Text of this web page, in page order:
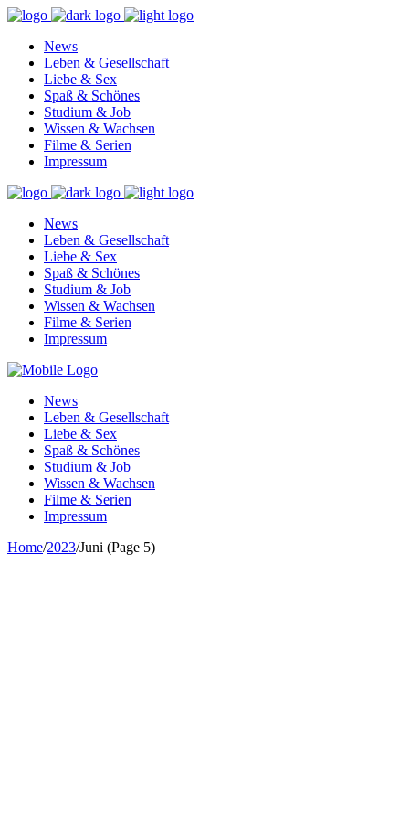
News
Leben & Gesellschaft
Liebe & Sex
Spaß & Schönes
Studium & Job
Wissen & Wachsen
Filme & Serien
Impressum
News
Leben & Gesellschaft
Liebe & Sex
Spaß & Schönes
Studium & Job
Wissen & Wachsen
Filme & Serien
Impressum
News
Leben & Gesellschaft
Liebe & Sex
Spaß & Schönes
Studium & Job
Wissen & Wachsen
Filme & Serien
Impressum
Home/2023/Juni (Page 5)